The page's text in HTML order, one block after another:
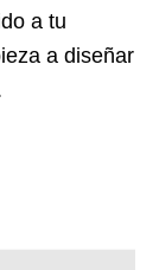
a tu
a diseñar